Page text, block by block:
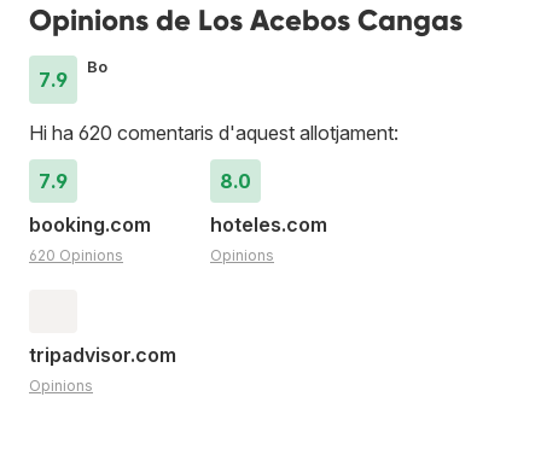
Opinions de Los Acebos Cangas
7.9
Bo
Hi ha 620 comentaris d'aquest allotjament:
7.9
booking.com
620 Opinions
8.0
hoteles.com
Opinions
tripadvisor.com
Opinions